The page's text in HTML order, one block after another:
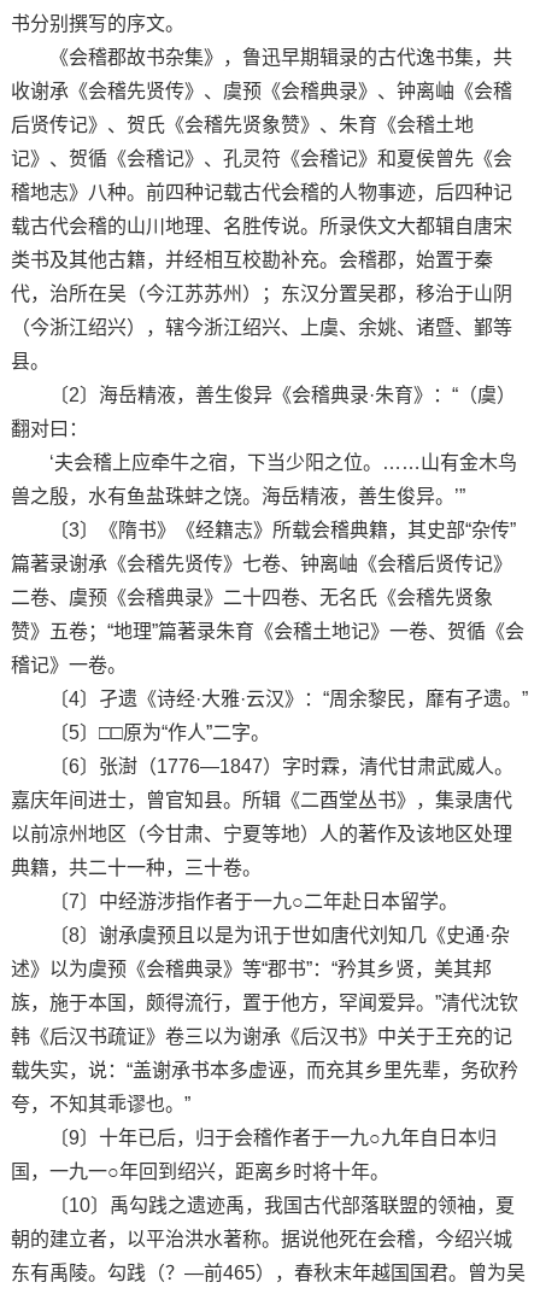
书分别撰写的序文。
《会稽郡故书杂集》，鲁迅早期辑录的古代逸书集，共
收谢承《会稽先贤传》、虞预《会稽典录》、钟离岫《会稽
后贤传记》、贺氏《会稽先贤象赞》、朱育《会稽土地
记》、贺循《会稽记》、孔灵符《会稽记》和夏侯曾先《会
稽地志》八种。前四种记载古代会稽的人物事迹，后四种记
载古代会稽的山川地理、名胜传说。所录佚文大都辑自唐宋
类书及其他古籍，并经相互校勘补充。会稽郡，始置于秦
代，治所在吴（今江苏苏州）；东汉分置吴郡，移治于山阴
（今浙江绍兴），辖今浙江绍兴、上虞、余姚、诸暨、鄞等
县。
〔2〕海岳精液，善生俊异《会稽典录·朱育》：“（虞）
翻对曰：
‘夫会稽上应牵牛之宿，下当少阳之位。……山有金木鸟
兽之殷，水有鱼盐珠蚌之饶。海岳精液，善生俊异。’”
〔3〕《隋书》《经籍志》所载会稽典籍，其史部“杂传”
篇著录谢承《会稽先贤传》七卷、钟离岫《会稽后贤传记》
二卷、虞预《会稽典录》二十四卷、无名氏《会稽先贤象
赞》五卷；“地理”篇著录朱育《会稽土地记》一卷、贺循《会
稽记》一卷。
〔4〕孑遗《诗经·大雅·云汉》：“周余黎民，靡有孑遗。”
〔5〕□□原为“作人”二字。
〔6〕张澍（1776—1847）字时霖，清代甘肃武威人。
嘉庆年间进士，曾官知县。所辑《二酉堂丛书》，集录唐代
以前凉州地区（今甘肃、宁夏等地）人的著作及该地区处理
典籍，共二十一种，三十卷。
〔7〕中经游涉指作者于一九○二年赴日本留学。
〔8〕谢承虞预且以是为讯于世如唐代刘知几《史通·杂
述》以为虞预《会稽典录》等“郡书”：“矜其乡贤，美其邦
族，施于本国，颇得流行，置于他方，罕闻爱异。”清代沈钦
韩《后汉书疏证》卷三以为谢承《后汉书》中关于王充的记
载失实，说：“盖谢承书本多虚诬，而充其乡里先辈，务砍矜
夸，不知其乖谬也。”
〔9〕十年已后，归于会稽作者于一九○九年自日本归
国，一九一○年回到绍兴，距离乡时将十年。
〔10〕禹勾践之遗迹禹，我国古代部落联盟的领袖，夏
朝的建立者，以平治洪水著称。据说他死在会稽，今绍兴城
东有禹陵。勾践（？—前465），春秋末年越国国君。曾为吴